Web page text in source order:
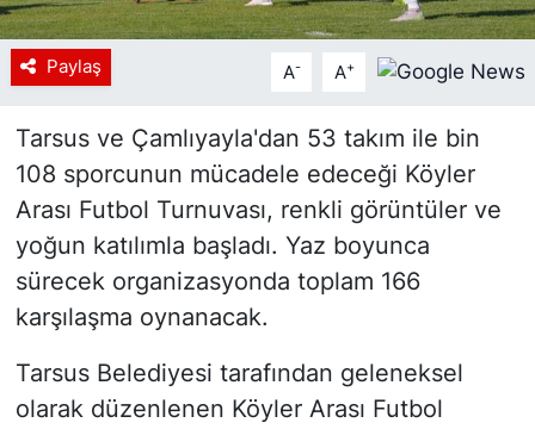
Paylaş A- A+
Tarsus ve Çamlıyayla'dan 53 takım ile bin
108 sporcunun mücadele edeceği Köyler
Arası Futbol Turnuvası, renkli görüntüler ve
yoğun katılımla başladı. Yaz boyunca
sürecek organizasyonda toplam 166
karşılaşma oynanacak.
Tarsus Belediyesi tarafından geleneksel
olarak düzenlenen Köyler Arası Futbol